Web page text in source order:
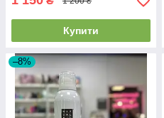
Купити
–8%